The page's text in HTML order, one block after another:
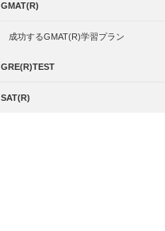
GMAT(R)
成功するGMAT(R)学習プラン
GRE(R)TEST
SAT(R)